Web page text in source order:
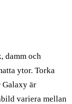
damm och
ytor. Torka
Galaxy är
variera mellan